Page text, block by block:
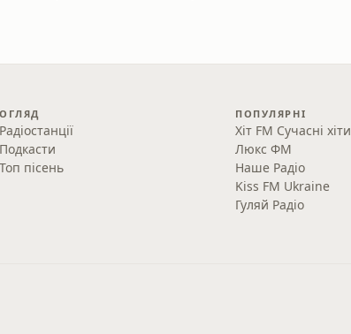
ОГЛЯД
Радіостанції
Подкасти
Топ пісень
ПОПУЛЯРНІ
Хіт FM Сучасні хіти
Люкс ФМ
Наше Радіо
Kiss FM Ukraine
Гуляй Радіо